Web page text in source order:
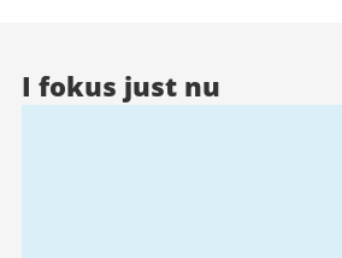
I fokus just nu